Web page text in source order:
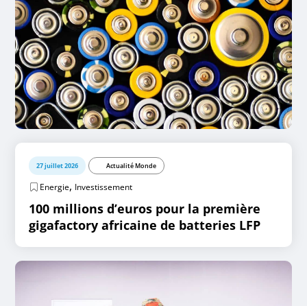
27 juillet 2026 Actualité Monde
Energie, Investissement
100 millions d’euros pour la première
gigafactory africaine de batteries LFP